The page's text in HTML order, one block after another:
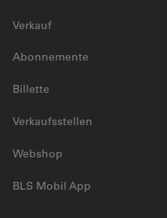
Verkauf
Abonnemente
Billette
Verkaufsstellen
Webshop
BLS Mobil App